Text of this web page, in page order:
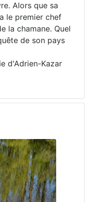
Alors que sa
le premier chef
la chamane. Quel
de son pays
d'Adrien-Kazar